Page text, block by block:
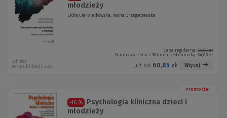
młodzieży
Lidia Cierpiałkowska, Iwona Grzegorzewska
Cena regularna: 64,05 zł
Najniższa cena z 30 dni przed obniżką: 64,05 zł
Już od: 60,85 zł Więcej
Scholar
Rok publikacji: 2023
Promocja!
-16 %
Psychologia kliniczna dzieci i
młodzieży